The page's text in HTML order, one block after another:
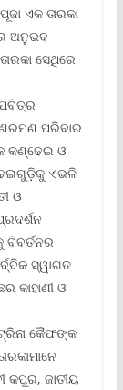
ଏକ ତାରକା
ଅନୁଭବ
ସେଥିରେ
ପବିତ୍ର
ପରିବାର
କଣ୍ଢେଇ ଓ
ଏଭଳି
ଓ
ବିବର୍ତନର
ସ୍ୱାଗତ
କାହାଣୀ ଓ
କୈଫଙ୍କ
କପୁର, ଜାତୀୟ